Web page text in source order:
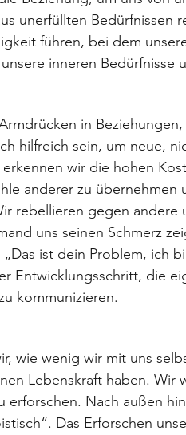
unerfüllten Bedürfnissen
führen, bei dem
inneren Bedürfnisse
in
hilfreich sein, um neue,
wir die hohen
anderer zu
rebellieren gegen
uns seinen Schmerz
ist dein Problem, ich
Entwicklungsschritt, die
kommunizieren.
wie wenig wir mit uns
Lebenskraft haben. Wir
erforschen. Nach außen
Das Erforschen